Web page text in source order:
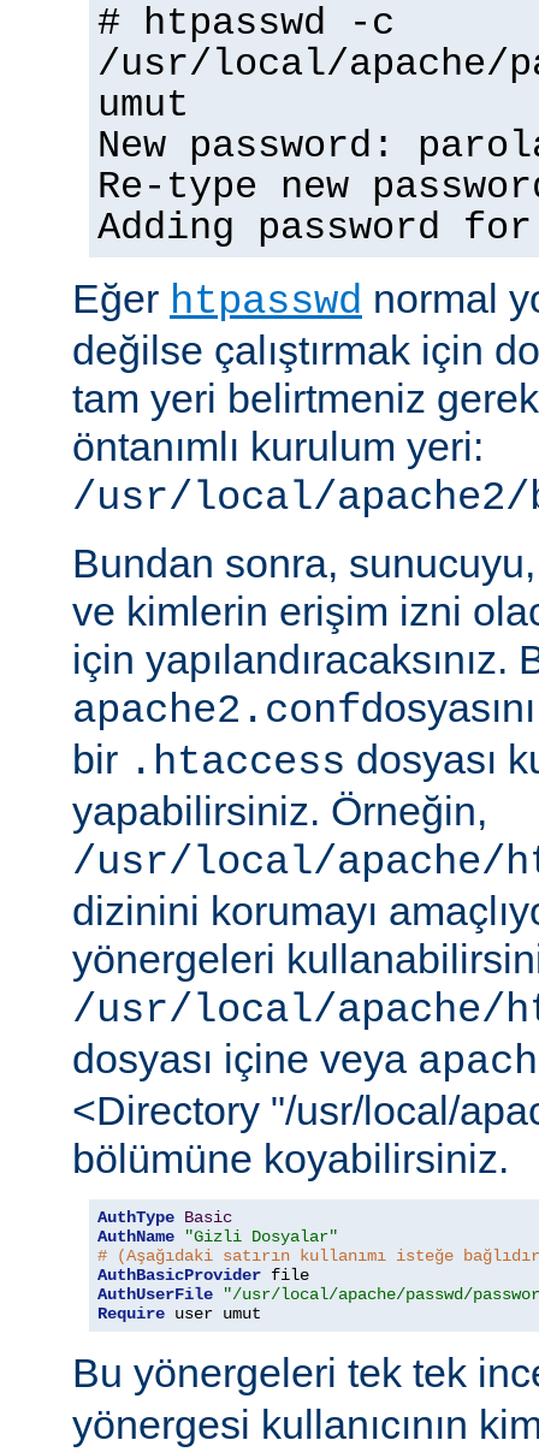
# htpasswd -c
/usr/local/apache/
umut
New password:
Re-type new
Adding password
Eğer htpasswd normal
değilse çalıştırmak için
tam yeri belirtmeniz
öntanımlı kurulum yeri:
/usr/local/apache2/
Bundan sonra,
ve kimlerin erişim izni
için yapılandıracaksınız.
apache2.conf
bir .htaccess dosyası
yapabilirsiniz. Örneğin,
/usr/local/apache/
dizinini korumayı
yönergeleri
/usr/local/apache/
dosyası içine veya
<Directory "/usr/local/
bölümüne koyabilirsiniz.
AuthType Basic
AuthName
"Gizli Dosyalar"
# (Aşağıdaki satırın kullanımı isteğe
AuthBasicProvider
AuthUserFile
"/usr/local/apache/passwd/
Require user umut
Bu yönergeleri tek tek
yönergesi kullanıcının